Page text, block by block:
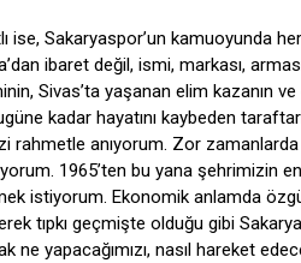
ise, Sakaryaspor’un kamuoyunda
ibaret değil, ismi, markası,
Sivas’ta yaşanan elim kazanın
kadar hayatını kaybeden
rahmetle anıyorum. Zor
1965’ten bu yana şehrimizin
istiyorum. Ekonomik anlamda
tıpkı geçmişte olduğu gibi
ne yapacağımızı, nasıl hareket